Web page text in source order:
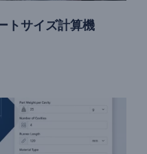
トサイズ計算機